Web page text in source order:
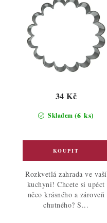
Skladem (6 ks)
34 Kč
Rozkvetlá zahrada ve vaší
kuchyni! Chcete si upéct
něco krásného a zároveň
chutného? S...